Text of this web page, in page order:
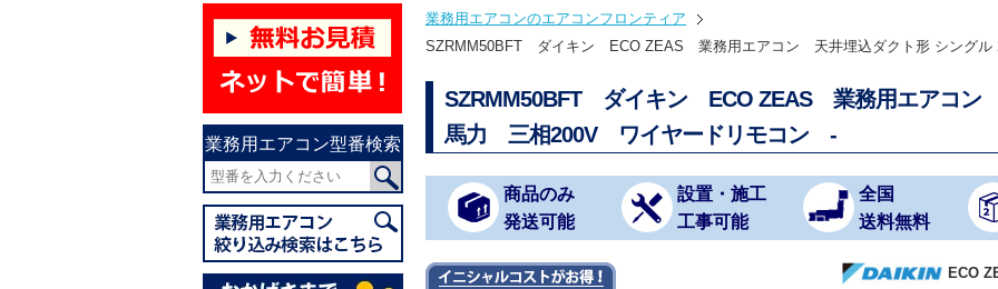
業務用エアコン型番検索
業務用エアコンのエアコンフロンティア
SZRMM50BFT ダイキン ECO ZEAS 業務用エアコン 天井埋込ダクト形 シングル
SZRMM50BFT ダイキン ECO ZEAS 業務用エアコン
馬力 三相200V ワイヤードリモコン -
商品のみ
発送可能
設置・施工
工事可能
全国
送料無料
ECO